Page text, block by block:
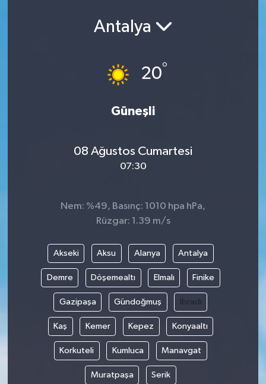
Antalya
20°
Güneşli
08 Ağustos Cumartesi
07:30
Nem: %49, Basınç: 1010 hpa hPa,
Rüzgar: 1.39 m/s
Akseki Aksu Alanya Antalya
Demre Döşemealtı Elmalı Finike
Gazipaşa Gündoğmuş İbradı
Kaş Kemer Kepez Konyaaltı
Korkuteli Kumluca Manavgat
Muratpaşa Serik